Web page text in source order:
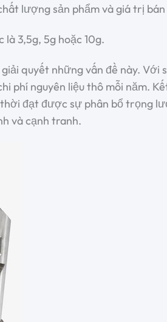
lượng sản phẩm và giá trị
3,5g, 5g hoặc 10g.
quyết những vấn đề này. Với
phí nguyên liệu thô mỗi năm.
đạt được sự phân bổ trọng
và cạnh tranh.